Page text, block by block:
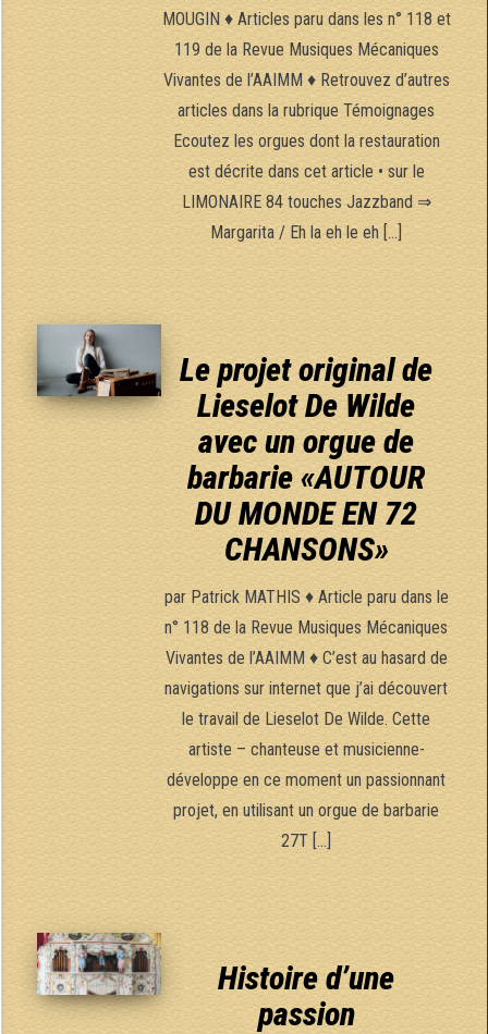
MOUGIN ♦ Articles paru dans les n° 118 et
119 de la Revue Musiques Mécaniques
Vivantes de l’AAIMM ♦ Retrouvez d’autres
articles dans la rubrique Témoignages
Ecoutez les orgues dont la restauration
est décrite dans cet article • sur le
LIMONAIRE 84 touches Jazzband ⇒
Margarita / Eh la eh le eh […]
Le projet original de
Lieselot De Wilde
avec un orgue de
barbarie «AUTOUR
DU MONDE EN 72
CHANSONS»
par Patrick MATHIS ♦ Article paru dans le
n° 118 de la Revue Musiques Mécaniques
Vivantes de l’AAIMM ♦ C’est au hasard de
navigations sur internet que j’ai découvert
le travail de Lieselot De Wilde. Cette
artiste – chanteuse et musicienne-
développe en ce moment un passionnant
projet, en utilisant un orgue de barbarie
27T […]
Histoire d’une
passion